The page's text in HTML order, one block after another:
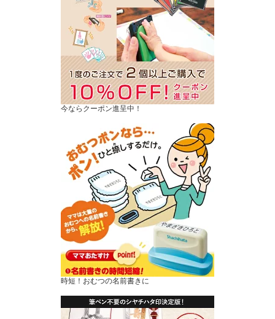
今ならクーポン進呈中！
時短！おむつの名前書きに